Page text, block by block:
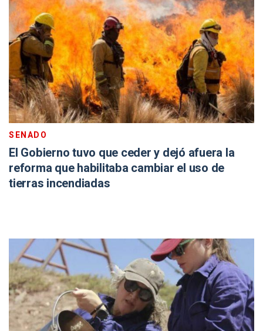
SENADO
El Gobierno tuvo que ceder y dejó afuera la
reforma que habilitaba cambiar el uso de
tierras incendiadas